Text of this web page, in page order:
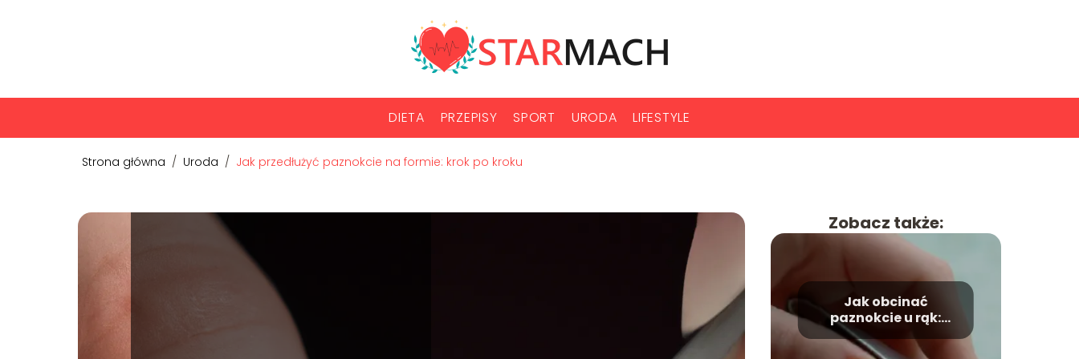
DIETA PRZEPISY SPORT URODA LIFESTYLE
Strona główna / Uroda / Jak przedłużyć paznokcie na formie: krok po kroku
Zobacz także:
Jak obcinać
paznokcie u rąk:
praktyczny poradnik
krok po kroku